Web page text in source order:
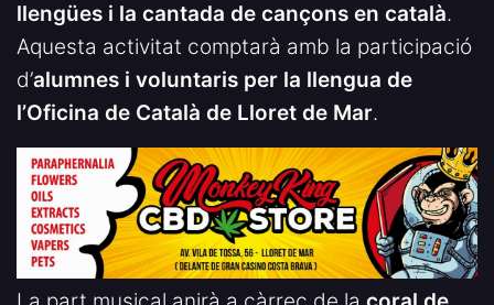
llengües i la cantada de cançons en català.
Aquesta activitat comptarà amb la participació
d’alumnes i voluntaris per la llengua de
l’Oficina de Català de Lloret de Mar.